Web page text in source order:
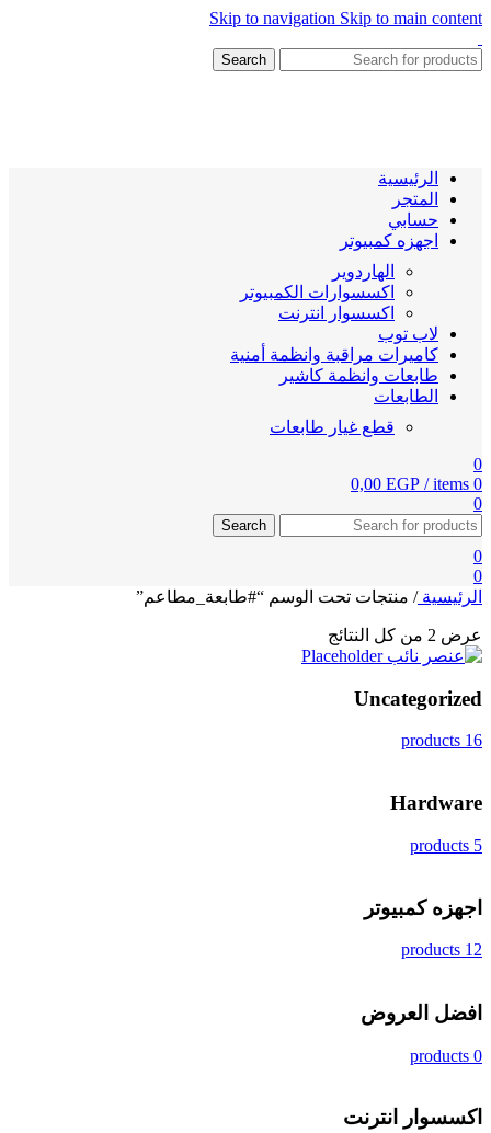
Skip to navigation Skip to main content
Search
الرئيسية
المتجر
حسابي
اجهزه كمبيوتر
الهاردوير
اكسسوارات الكمبيوتر
اكسسوار انترنت
لاب توب
كاميرات مراقبة وانظمة أمنية
طابعات وانظمة كاشير
الطابعات
قطع غيار طابعات
0
0
items
/
0,00 EGP
0
Search
0
0
الرئيسية/ منتجات تحت الوسم “#طابعة_مطاعم”
عرض ⁦2⁩ من كل النتائج
Uncategorized
16 products
Hardware
5 products
اجهزه كمبيوتر
12 products
افضل العروض
0 products
اكسسوار انترنت